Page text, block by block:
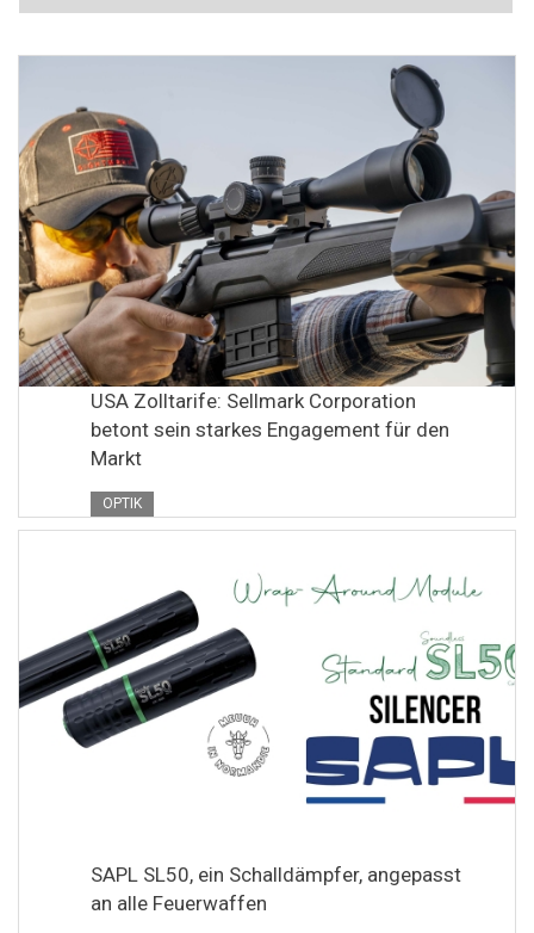
USA Zolltarife: Sellmark Corporation
betont sein starkes Engagement für den
Markt
OPTIK
SAPL SL50, ein Schalldämpfer, angepasst
an alle Feuerwaffen